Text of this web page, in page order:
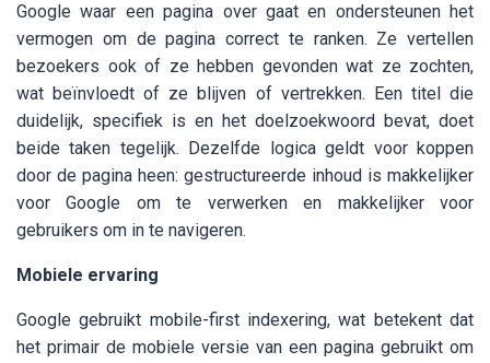
Google waar een pagina over gaat en ondersteunen het
vermogen om de pagina correct te ranken. Ze vertellen
bezoekers ook of ze hebben gevonden wat ze zochten,
wat beïnvloedt of ze blijven of vertrekken. Een titel die
duidelijk, specifiek is en het doelzoekwoord bevat, doet
beide taken tegelijk. Dezelfde logica geldt voor koppen
door de pagina heen: gestructureerde inhoud is makkelijker
voor Google om te verwerken en makkelijker voor
gebruikers om in te navigeren.
Mobiele ervaring
Google gebruikt mobile-first indexering, wat betekent dat
het primair de mobiele versie van een pagina gebruikt om